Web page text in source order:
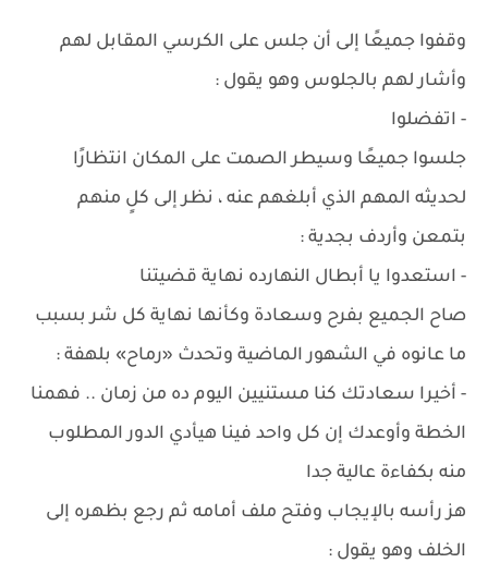
وقفوا جميعًا إلى أن جلس على الكرسي المقابل لهم
وأشار لهم بالجلوس وهو يقول :
- اتفضلوا
جلسوا جميعًا وسيطر الصمت على المكان انتظارًا
لحديثه المهم الذي أبلغهم عنه ، نظر إلى كلٍ منهم
بتمعن وأردف بجدية :
- استعدوا يا أبطال النهارده نهاية قضيتنا
صاح الجميع بفرح وسعادة وكأنها نهاية كل شر بسبب
ما عانوه في الشهور الماضية وتحدث «رماح» بلهفة :
- أخيرا سعادتك كنا مستنيين اليوم ده من زمان .. فهمنا
الخطة وأوعدك إن كل واحد فينا هيأدي الدور المطلوب
منه بكفاءة عالية جدا
هز رأسه بالإيجاب وفتح ملف أمامه ثم رجع بظهره إلى
الخلف وهو يقول :